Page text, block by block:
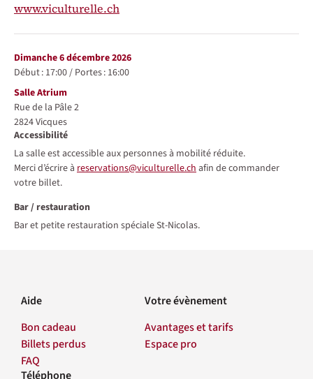
www.viculturelle.ch
dimanche 6 décembre 2026
Début : 17:00/ Portes : 16:00
Lieu
Salle Atrium
Rue de la Pâle 2
2824Vicques
Accessibilité
La salle est accessible aux personnes à mobilité réduite.
Merci d’écrire à reservations@viculturelle.chafin de commander
votre billet.
Bar / restauration
Bar et petite restauration spéciale St-Nicolas.
Aide
Bon cadeau
Billets perdus
FAQ
Votre évènement
Avantages et tarifs
Espace pro
Téléphone